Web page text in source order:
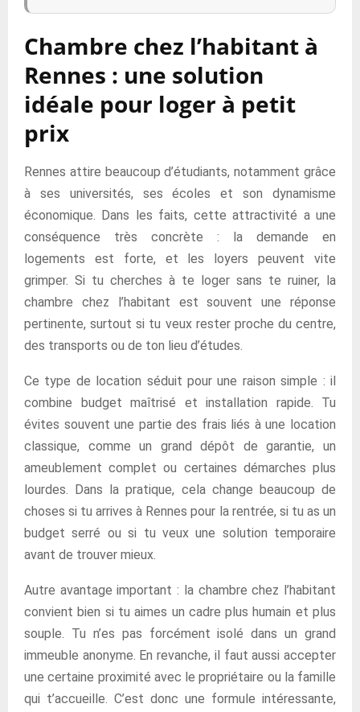
Chambre chez l’habitant à
Rennes : une solution
idéale pour loger à petit
prix
Rennes attire beaucoup d’étudiants, notamment grâce
à ses universités, ses écoles et son dynamisme
économique. Dans les faits, cette attractivité a une
conséquence très concrète : la demande en
logements est forte, et les loyers peuvent vite
grimper. Si tu cherches à te loger sans te ruiner, la
chambre chez l’habitant est souvent une réponse
pertinente, surtout si tu veux rester proche du centre,
des transports ou de ton lieu d’études.
Ce type de location séduit pour une raison simple : il
combine budget maîtrisé et installation rapide. Tu
évites souvent une partie des frais liés à une location
classique, comme un grand dépôt de garantie, un
ameublement complet ou certaines démarches plus
lourdes. Dans la pratique, cela change beaucoup de
choses si tu arrives à Rennes pour la rentrée, si tu as un
budget serré ou si tu veux une solution temporaire
avant de trouver mieux.
Autre avantage important : la chambre chez l’habitant
convient bien si tu aimes un cadre plus humain et plus
souple. Tu n’es pas forcément isolé dans un grand
immeuble anonyme. En revanche, il faut aussi accepter
une certaine proximité avec le propriétaire ou la famille
qui t’accueille. C’est donc une formule intéressante,